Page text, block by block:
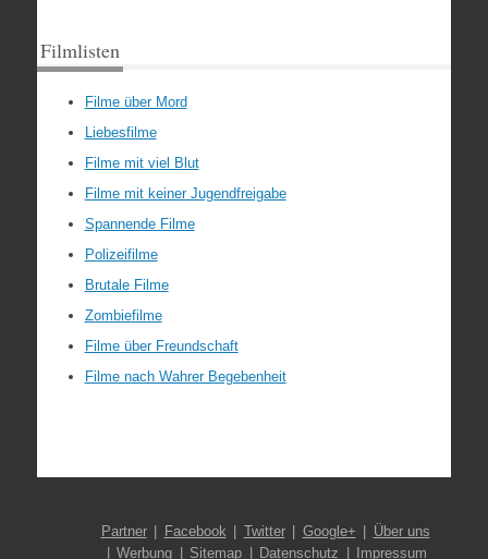
Filmlisten
Filme über Mord
Liebesfilme
Filme mit viel Blut
Filme mit keiner Jugendfreigabe
Spannende Filme
Polizeifilme
Brutale Filme
Zombiefilme
Filme über Freundschaft
Filme nach Wahrer Begebenheit
Partner Facebook Twitter Google+
Über uns
Werbung
Sitemap Datenschutz Impressum